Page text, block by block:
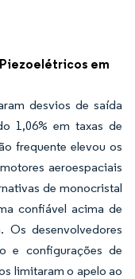
em
desvios de saída
1,06% em taxas de
frequente elevou os
aeroespaciais
de monocristal
confiável acima de
Os desenvolvedores
e configurações de
limitaram o apelo ao